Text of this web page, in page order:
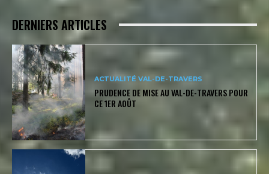
DERNIERS ARTICLES
ACTUALITÉ VAL-DE-TRAVERS
PRUDENCE DE MISE AU VAL-DE-TRAVERS POUR
CE 1ER AOÛT